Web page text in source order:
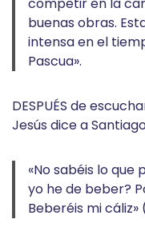
buenas obras.
intensa en el
Pascua».
DESPUÉS de
Jesús dice a
«No sabéis lo que
yo he de beber?
Beberéis mi cáliz»